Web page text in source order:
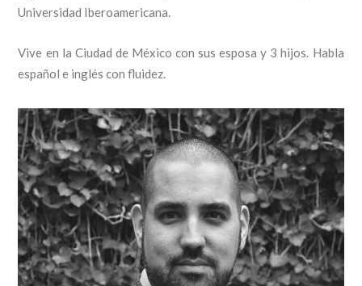
Universidad Iberoamericana.
Vive en la Ciudad de México con sus esposa y 3 hijos. Habla
español e inglés con fluidez.